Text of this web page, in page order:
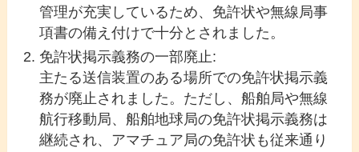
管理が充実しているため、免許状や無線局事
項書の備え付けで十分とされました。
免許状掲示義務の一部廃止:
主たる送信装置のある場所での免許状掲示義
務が廃止されました。ただし、船舶局や無線
航行移動局、船舶地球局の免許状掲示義務は
継続され、アマチュア局の免許状も従来通り